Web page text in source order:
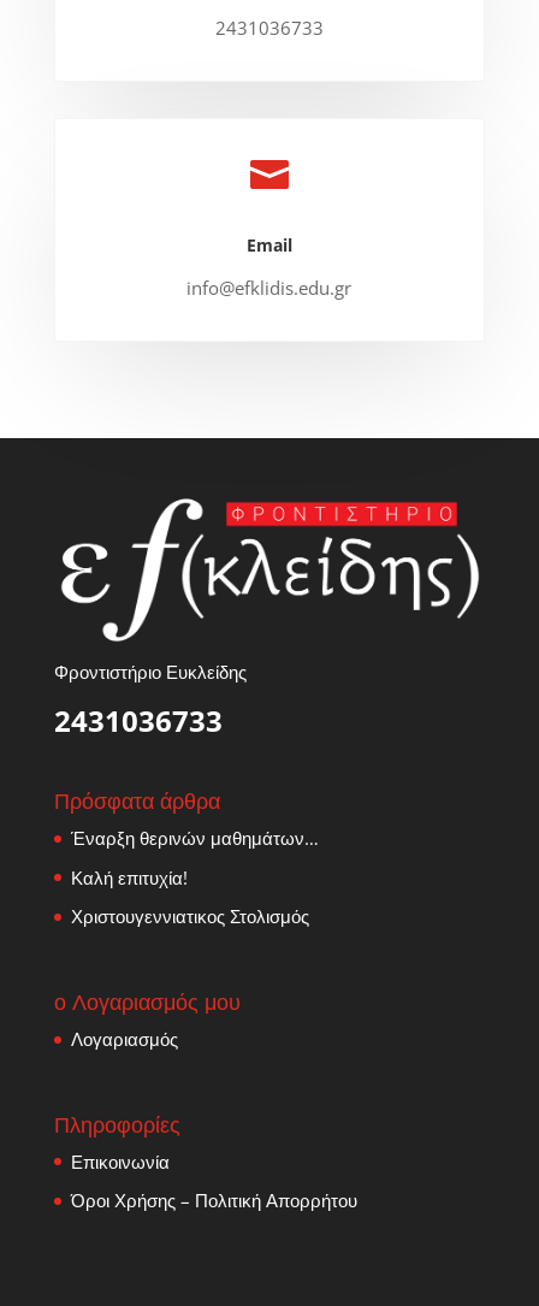
2431036733

Email
info@efklidis.edu.gr
Φροντιστήριο Ευκλείδης
2431036733
Πρόσφατα άρθρα
Έναρξη θερινών μαθημάτων…
Καλή επιτυχία!
Χριστουγεννιατικος Στολισμός
ο Λογαριασμός μου
Λογαριασμός
Πληροφορίες
Επικοινωνία
Όροι Χρήσης – Πολιτική Απορρήτου